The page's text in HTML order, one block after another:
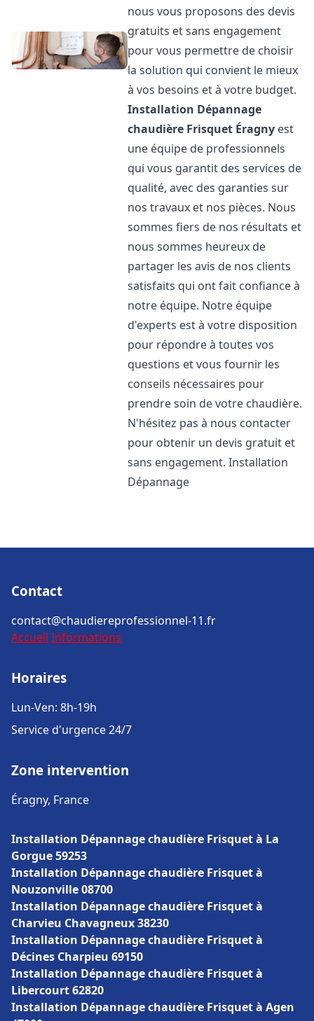
nous vous proposons des devis
gratuits et sans engagement
pour vous permettre de choisir
la solution qui convient le mieux
à vos besoins et à votre budget.
Installation Dépannage
chaudière Frisquet Éragny est
une équipe de professionnels
qui vous garantit des services de
qualité, avec des garanties sur
nos travaux et nos pièces. Nous
sommes fiers de nos résultats et
nous sommes heureux de
partager les avis de nos clients
satisfaits qui ont fait confiance à
notre équipe. Notre équipe
d'experts est à votre disposition
pour répondre à toutes vos
questions et vous fournir les
conseils nécessaires pour
prendre soin de votre chaudière.
N'hésitez pas à nous contacter
pour obtenir un devis gratuit et
sans engagement. Installation
Dépannage
Contact
contact@chaudiereprofessionnel-11.fr
Accueil Informations
Horaires
Lun-Ven: 8h-19h
Service d'urgence 24/7
Zone intervention
Éragny, France
Installation Dépannage chaudière Frisquet à La
Gorgue 59253
Installation Dépannage chaudière Frisquet à
Nouzonville 08700
Installation Dépannage chaudière Frisquet à
Charvieu Chavagneux 38230
Installation Dépannage chaudière Frisquet à
Décines Charpieu 69150
Installation Dépannage chaudière Frisquet à
Libercourt 62820
Installation Dépannage chaudière Frisquet à Agen